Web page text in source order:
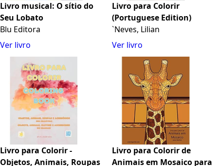
Livro musical: O sítio do
Seu Lobato
Blu Editora
Ver livro
Livro para Colorir
(Portuguese Edition)
`Neves, Lilian
Ver livro
Livro para Colorir -
Objetos, Animais, Roupas
Livro para Colorir de
Animais em Mosaico para